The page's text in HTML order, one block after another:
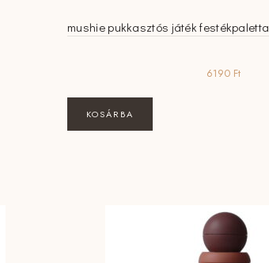
mushie pukkasztós játék festékpaletta
6190 Ft
KOSÁRBA